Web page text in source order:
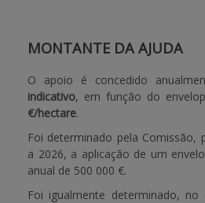
MONTANTE DA AJUDA
O apoio é concedido
indicativo, em função do
€/hectare.
Foi determinado pela Comissão,
a 2026, a aplicação de um
anual de 500 000 €.
Foi igualmente determinado,